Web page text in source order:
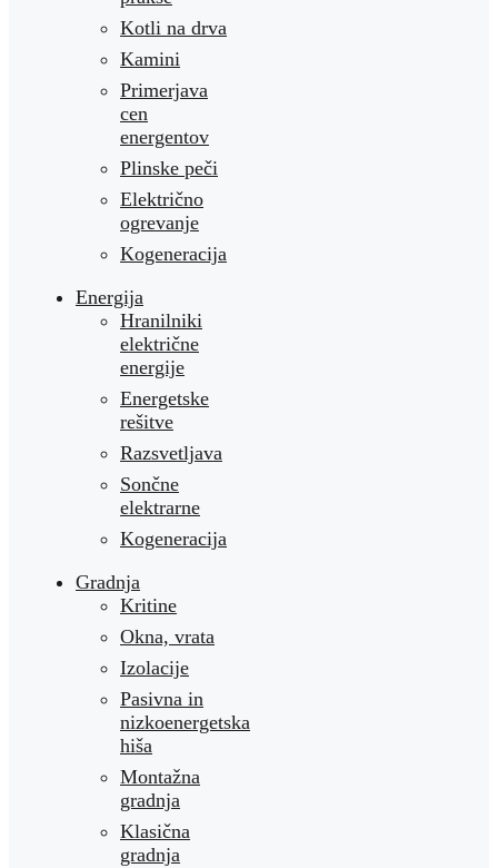
Kotli na drva
Kamini
Primerjava
cen
energentov
Plinske peči
Električno
ogrevanje
Kogeneracija
Energija
Hranilniki
električne
energije
Energetske
rešitve
Razsvetljava
Sončne
elektrarne
Kogeneracija
Gradnja
Kritine
Okna, vrata
Izolacije
Pasivna in
nizkoenergetska
hiša
Montažna
gradnja
Klasična
gradnja